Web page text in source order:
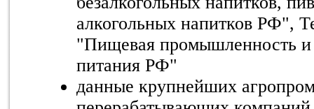
алкогольных напитков РФ",
"Пищевая промышленность и
питания РФ"
данные крупнейших